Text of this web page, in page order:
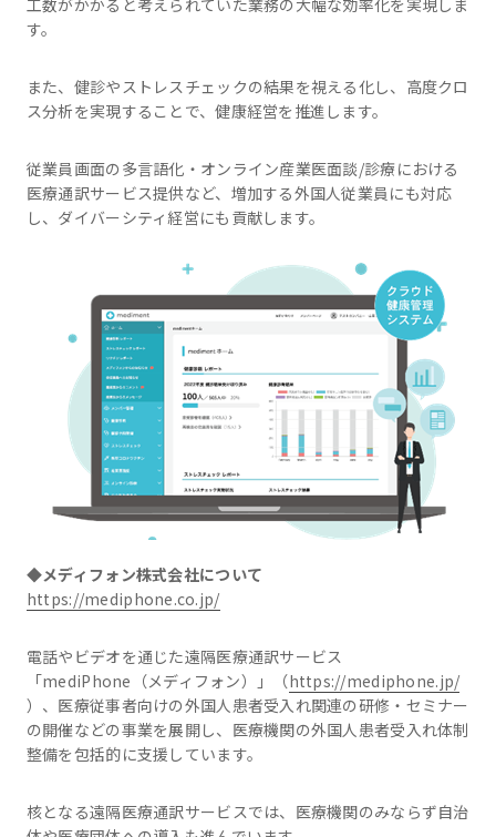
工数がかかると考えられていた業務の大幅な効率化を実現しま
す。
また、健診やストレスチェックの結果を視える化し、高度クロ
ス分析を実現することで、健康経営を推進します。
従業員画面の多言語化・オンライン産業医面談/診療における
医療通訳サービス提供など、増加する外国人従業員にも対応
し、ダイバーシティ経営にも貢献します。
◆メディフォン株式会社について
https://mediphone.co.jp/
電話やビデオを通じた遠隔医療通訳サービス
「mediPhone（メディフォン）」（https://mediphone.jp/
）、医療従事者向けの外国人患者受入れ関連の研修・セミナー
の開催などの事業を展開し、医療機関の外国人患者受入れ体制
整備を包括的に支援しています。
核となる遠隔医療通訳サービスでは、医療機関のみならず自治